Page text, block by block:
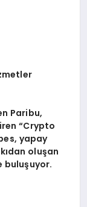
Paribu,
“Crypto
yapay
oluşan
buluşuyor.